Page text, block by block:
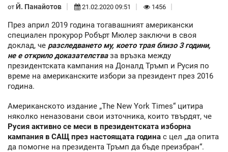
от Й. Панайотов 21.02.2020 09:51 1456
През април 2019 година тогавашният американски
специален прокурор Робърт Мюлер заключи в своя
доклад, че разследването му, което трая близо 3 години,
не е открило доказателстваза връзка между
президентската кампания на Доналд Тръмп и Русия по
време на американските избори за президент през 2016
година.
Американското издание „The New York Times“ цитира
няколко неназовани свои източника, които твърдят, че
Русия активно се меси в президентската изборна
кампания в САЩ през настоящата година с цел „да опита
да помогне на президента Тръмп да бъде преизбран“.